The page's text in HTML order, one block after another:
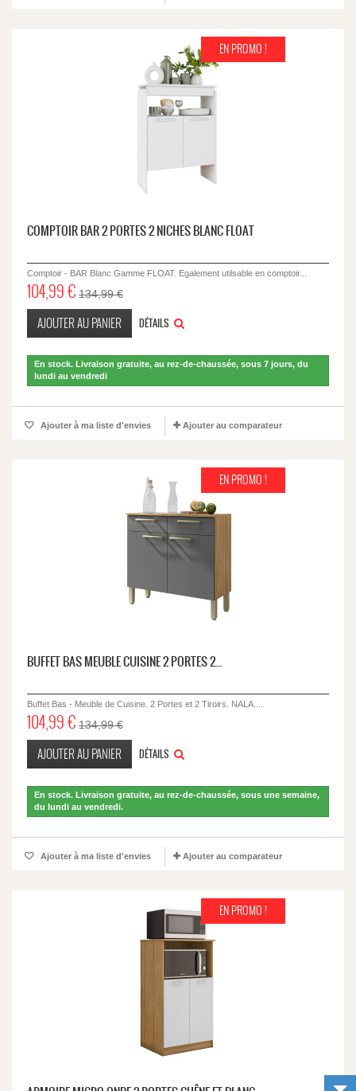
EN PROMO !
COMPTOIR BAR 2 PORTES 2 NICHES BLANC FLOAT
Comptoir - BAR Blanc Gamme FLOAT. Egalement utilsable en comptoir...
104,99 € 134,99 €
AJOUTER AU PANIER DÉTAILS
En stock. Livraison gratuite, au rez-de-chaussée, sous 7 jours, du
lundi au vendredi
Ajouter à ma liste d'envies Ajouter au comparateur
EN PROMO !
BUFFET BAS MEUBLE CUISINE 2 PORTES 2...
Buffet Bas - Meuble de Cuisine. 2 Portes et 2 Tiroirs. NALA....
104,99 € 134,99 €
AJOUTER AU PANIER DÉTAILS
En stock. Livraison gratuite, au rez-de-chaussée, sous une semaine,
du lundi au vendredi.
Ajouter à ma liste d'envies Ajouter au comparateur
EN PROMO !